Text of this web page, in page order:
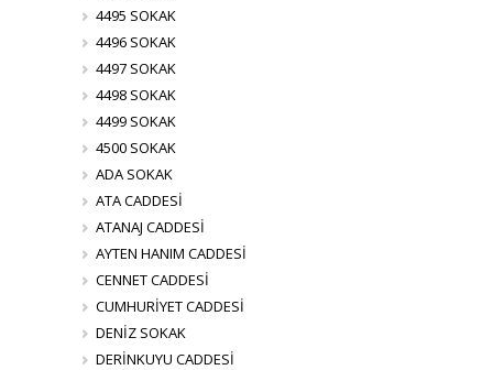
4495 SOKAK
4496 SOKAK
4497 SOKAK
4498 SOKAK
4499 SOKAK
4500 SOKAK
ADA SOKAK
ATA CADDESİ
ATANAJ CADDESİ
AYTEN HANIM CADDESİ
CENNET CADDESİ
CUMHURİYET CADDESİ
DENİZ SOKAK
DERİNKUYU CADDESİ